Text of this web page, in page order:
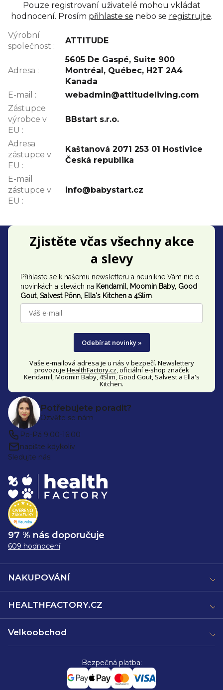
Pouze registrovaní uživatelé mohou vkládat
hodnocení. Prosím přihlaste se nebo se registrujte.
Výrobní
společnost :
ATTITUDE
Adresa :
5605 De Gaspé, Suite 900
Montréal, Québec, H2T 2A4
Kanada
E-mail :
webadmin@attitudeliving.com
Zástupce
výrobce v
EU :
BBstart s.r.o.
Adresa
zástupce v
EU :
Kaštanová 2071 253 01 Hostivice
Česká republika
E-mail
zástupce v
EU :
info@babystart.cz
Z
Zjistěte včas všechny akce
a slevy
Přihlaste se k našemu newsletteru a neunikne Vám nic o
novinkách a slevách na Kendamil, Moomin Baby, Good
Gout, Salvest Põnn, Ella's Kitchen a 4Slim.
Odebírat novinky »
Vaše e-mailová adresa je u nás v bezpečí. Newslettery
provozuje HealthFactory.cz, oficiálníe-shop značek
Kendamil, Moomin Baby, 4Slim, Good Gout, Salvest a Ella's
Kitchen.
Potřebujete poradit?
Ozvěte se nám
Po-Pá 9:00-16:00
napište kdykoliv
Sledujte nás:
97 % nás doporučuje
609 hodnocení
NAKUPOVÁNÍ
HEALTHFACTORY.CZ
Velkoobchod
Bezpečná platba: